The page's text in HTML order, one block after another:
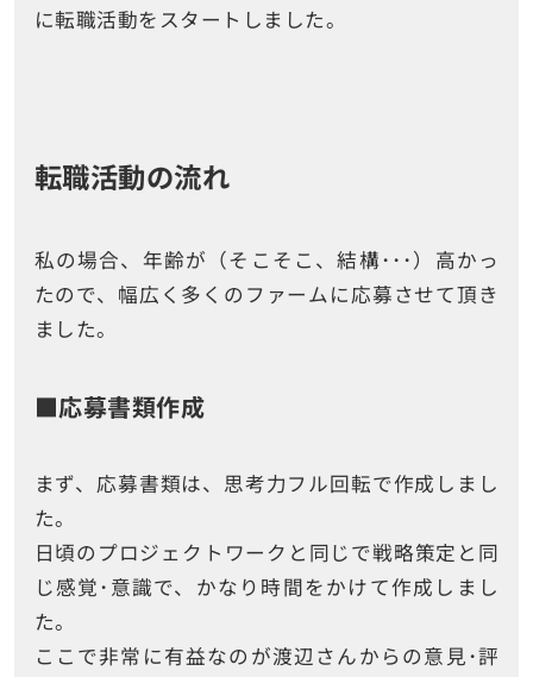
に転職活動をスタートしました。
転職活動の流れ
私の場合、年齢が（そこそこ、結構･･･）高かっ
たので、幅広く多くのファームに応募させて頂き
ました。
■応募書類作成
まず、応募書類は、思考力フル回転で作成しまし
た。
日頃のプロジェクトワークと同じで戦略策定と同
じ感覚･意識で、かなり時間をかけて作成しまし
た。
ここで非常に有益なのが渡辺さんからの意見･評